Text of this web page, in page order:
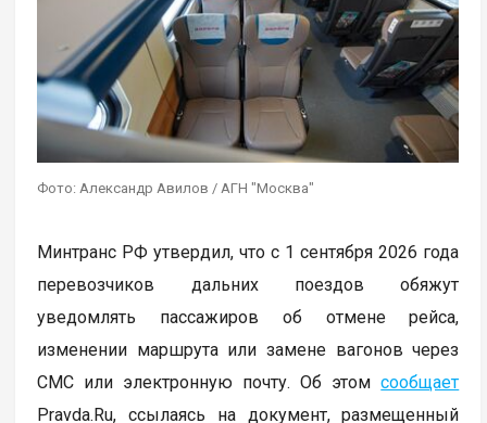
Фото: Александр Авилов / АГН "Москва"
Минтранс РФ утвердил, что с 1 сентября 2026 года
перевозчиков дальних поездов обяжут
уведомлять пассажиров об отмене рейса,
изменении маршрута или замене вагонов через
СМС или электронную почту. Об этомсообщает
Pravda.Ru, ссылаясь на документ, размещенный